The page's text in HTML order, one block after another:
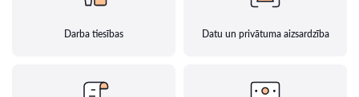
Darba tiesības Datu un privātuma aizsardzība